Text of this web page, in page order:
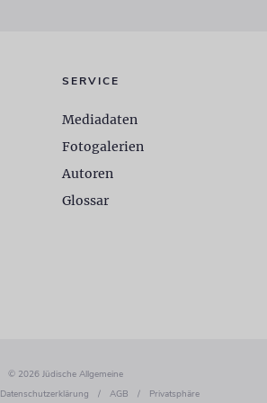
SERVICE
Mediadaten
Fotogalerien
Autoren
Glossar
© 2026 Jüdische Allgemeine
Datenschutzerklärung / AGB / Privatsphäre